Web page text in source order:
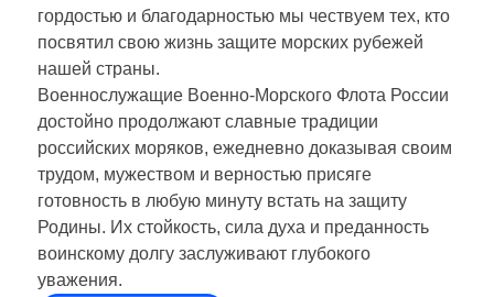
гордостью и благодарностью мы чествуем тех, кто
посвятил свою жизнь защите морских рубежей
нашей страны.
Военнослужащие Военно-Морского Флота России
достойно продолжают славные традиции
российских моряков, ежедневно доказывая своим
трудом, мужеством и верностью присяге
готовность в любую минуту встать на защиту
Родины. Их стойкость, сила духа и преданность
воинскому долгу заслуживают глубокого
уважения.